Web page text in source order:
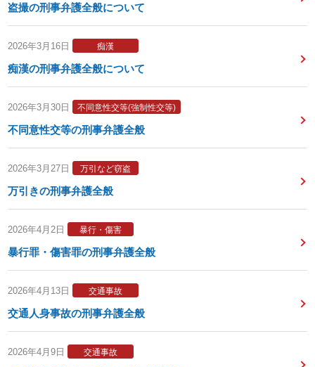
盗撮の刑事弁護全般について
2026年3月16日 痴漢
痴漢の刑事弁護全般について
2026年3月30日 不同意性交等(強制性交等)
不同意性交等の刑事弁護全般
2026年3月27日 万引など窃盗
万引きの刑事弁護全般
2026年4月2日 暴行・傷害
暴行罪・傷害罪の刑事弁護全般
2026年4月13日 交通事故
交通人身事故の刑事弁護全般
2026年4月9日 交通事故